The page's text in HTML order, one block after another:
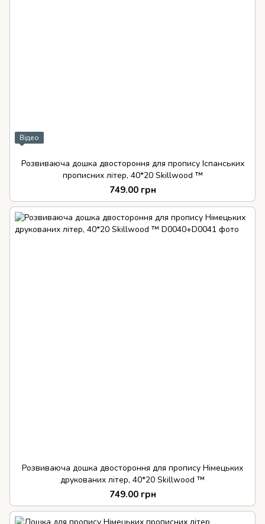
Відео
Розвиваюча дошка двостороння для пропису Іспанських
прописних літер, 40*20 Skillwood ™
749.00 грн
Розвиваюча дошка двостороння для пропису Німецьких
друкованих літер, 40*20 Skillwood ™
749.00 грн